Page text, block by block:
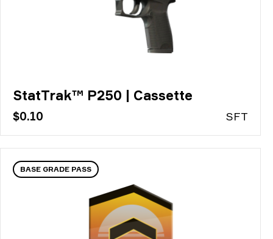
StatTrak™ P250 | Cassette
$0.10 SFT
BASE GRADE PASS